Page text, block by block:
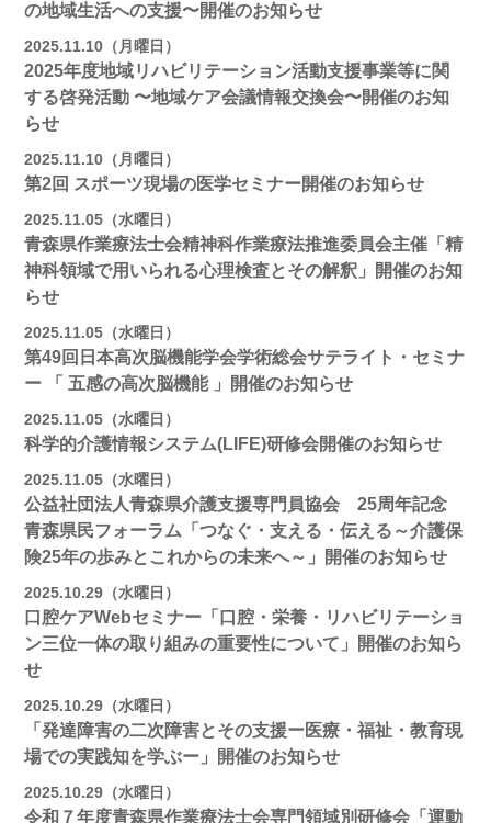
の地域⽣活への⽀援〜開催のお知らせ
2025.11.10（月曜日）
2025年度地域リハビリテーション活動⽀援事業等に関
する啓発活動 〜地域ケア会議情報交換会〜開催のお知
らせ
2025.11.10（月曜日）
第2回 スポーツ現場の医学セミナー開催のお知らせ
2025.11.05（水曜日）
青森県作業療法士会精神科作業療法推進委員会主催「精
神科領域で用いられる心理検査とその解釈」開催のお知
らせ
2025.11.05（水曜日）
第49回日本高次脳機能学会学術総会サテライト・セミナ
ー 「 五感の高次脳機能 」開催のお知らせ
2025.11.05（水曜日）
科学的介護情報システム(LIFE)研修会開催のお知らせ
2025.11.05（水曜日）
公益社団法人青森県介護支援専門員協会 25周年記念
青森県民フォーラム「つなぐ・支える・伝える～介護保
険25年の歩みとこれからの未来へ～」開催のお知らせ
2025.10.29（水曜日）
口腔ケアWebセミナー「口腔・栄養・リハビリテーショ
ン三位一体の取り組みの重要性について」開催のお知ら
せ
2025.10.29（水曜日）
「発達障害の二次障害とその支援ー医療・福祉・教育現
場での実践知を学ぶー」開催のお知らせ
2025.10.29（水曜日）
令和７年度青森県作業療法士会専門領域別研修会「運動